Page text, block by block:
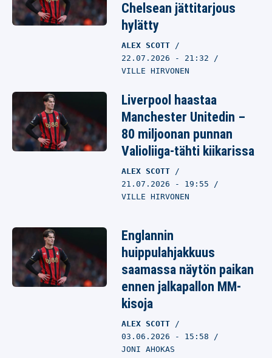
Chelsean jättitarjous
hylätty
ALEX SCOTT
22.07.2026 - 21:32
VILLE HIRVONEN
Liverpool haastaa
Manchester Unitedin –
80 miljoonan punnan
Valioliiga-tähti kiikarissa
ALEX SCOTT
21.07.2026 - 19:55
VILLE HIRVONEN
Englannin
huippulahjakkuus
saamassa näytön paikan
ennen jalkapallon MM-
kisoja
ALEX SCOTT
03.06.2026 - 15:58
JONI AHOKAS